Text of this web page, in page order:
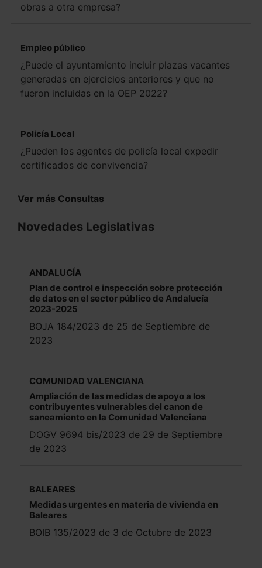
obras a otra empresa?
Empleo público
¿Puede el ayuntamiento incluir plazas vacantes
generadas en ejercicios anteriores y que no
fueron incluidas en la OEP 2022?
Policía Local
¿Pueden los agentes de policía local expedir
certificados de convivencia?
Ver más Consultas
Novedades Legislativas
ANDALUCÍA
Plan de control e inspección sobre protección
de datos en el sector público de Andalucía
2023-2025
BOJA 184/2023 de 25 de Septiembre de
2023
COMUNIDAD VALENCIANA
Ampliación de las medidas de apoyo a los
contribuyentes vulnerables del canon de
saneamiento en la Comunidad Valenciana
DOGV 9694 bis/2023 de 29 de Septiembre
de 2023
BALEARES
Medidas urgentes en materia de vivienda en
Baleares
BOIB 135/2023 de 3 de Octubre de 2023